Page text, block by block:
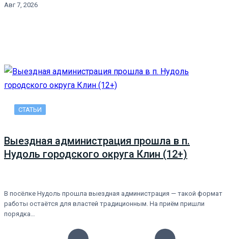
Авг 7, 2026
СТАТЬИ
Выездная администрация прошла в п.
Нудоль городского округа Клин (12+)
В посёлке Нудоль прошла выездная администрация — такой формат
работы остаётся для властей традиционным. На приём пришли
порядка…